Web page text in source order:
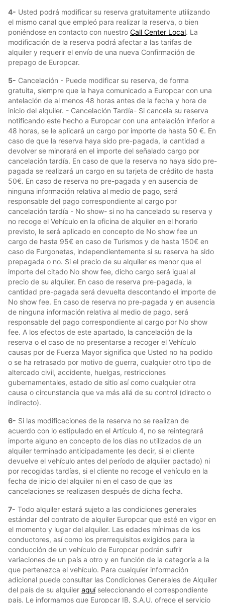
4- Usted podrá modificar su reserva gratuitamente utilizando
el mismo canal que empleó para realizar la reserva, o bien
poniéndose en contacto con nuestro Call Center Local. La
modificación de la reserva podrá afectar a las tarifas de
alquiler y requerir el envío de una nueva Confirmación de
prepago de Europcar.
5- Cancelación - Puede modificar su reserva, de forma
gratuita, siempre que la haya comunicado a Europcar con una
antelación de al menos 48 horas antes de la fecha y hora de
inicio del alquiler. - Cancelación Tardía- Si cancela su reserva
notificando este hecho a Europcar con una antelación inferior a
48 horas, se le aplicará un cargo por importe de hasta 50 €. En
caso de que la reserva haya sido pre-pagada, la cantidad a
devolver se minorará en el importe del señalado cargo por
cancelación tardía. En caso de que la reserva no haya sido pre-
pagada se realizará un cargo en su tarjeta de crédito de hasta
50€. En caso de reserva no pre-pagada y en ausencia de
ninguna información relativa al medio de pago, será
responsable del pago correspondiente al cargo por
cancelación tardía - No show- si no ha cancelado su reserva y
no recoge el Vehículo en la oficina de alquiler en el horario
previsto, le será aplicado en concepto de No show fee un
cargo de hasta 95€ en caso de Turismos y de hasta 150€ en
caso de Furgonetas, independientemente si su reserva ha sido
prepagada o no. Si el precio de su alquiler es menor que el
importe del citado No show fee, dicho cargo será igual al
precio de su alquiler. En caso de reserva pre-pagada, la
cantidad pre-pagada será devuelta descontando el importe de
No show fee. En caso de reserva no pre-pagada y en ausencia
de ninguna información relativa al medio de pago, será
responsable del pago correspondiente al cargo por No show
fee. A los efectos de este apartado, la cancelación de la
reserva o el caso de no presentarse a recoger el Vehículo
causas por de Fuerza Mayor significa que Usted no ha podido
o se ha retrasado por motivo de guerra, cualquier otro tipo de
altercado civil, accidente, huelgas, restricciones
gubernamentales, estado de sitio así como cualquier otra
causa o circunstancia que va más allá de su control (directo o
indirecto).
6- Si las modificaciones de la reserva no se realizan de
acuerdo con lo estipulado en el Artículo 4, no se reintegrará
importe alguno en concepto de los días no utilizados de un
alquiler terminado anticipadamente (es decir, si el cliente
devuelve el vehículo antes del período de alquiler pactado) ni
por recogidas tardías, si el cliente no recoge el vehículo en la
fecha de inicio del alquiler ni en el caso de que las
cancelaciones se realizasen después de dicha fecha.
7- Todo alquiler estará sujeto a las condiciones generales
estándar del contrato de alquiler Europcar que esté en vigor en
el momento y lugar del alquiler. Las edades mínimas de los
conductores, así como los prerrequisitos exigidos para la
conducción de un vehículo de Europcar podrán sufrir
variaciones de un país a otro y en función de la categoría a la
que pertenezca el vehículo. Para cualquier información
adicional puede consultar las Condiciones Generales de Alquiler
del país de su alquiler aquíseleccionando el correspondiente
país. Le informamos que Europcar IB, S.A.U. ofrece el servicio